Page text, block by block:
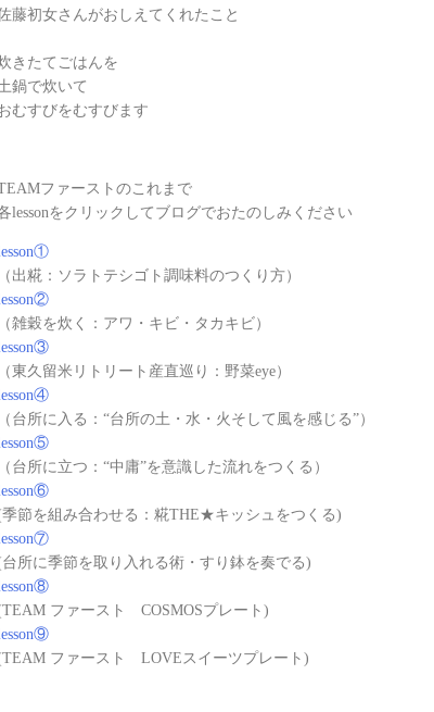
藤初女さんがおしえてくれたこと
きたてごはんを
鍋で炊いて
むすびをむすびます
ファーストのこれまで
lessonをクリックしてブログでおたのしみください
（出糀：ソラトテシゴト調味料のつくり方）
（雑穀を炊く：アワ・キビ・タカキビ）
（東久留米リトリート産直巡り：野菜eye）
（台所に入る：“台所の土・水・火そして風を感じる”）
（台所に立つ：“中庸”を意識した流れをつくる）
節を組み合わせる：糀THE★キッシュをつくる)
所に季節を取り入れる術・すり鉢を奏でる)
ファースト COSMOSプレート)
ファースト LOVEスイーツプレート)